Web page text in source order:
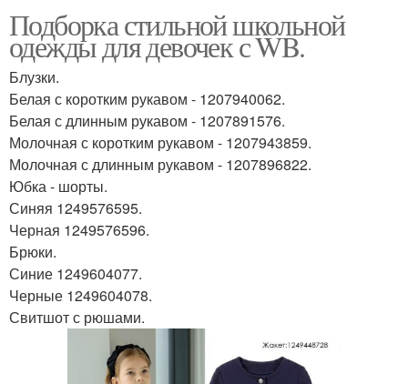
Подборка стильной школьной
одежды для девочек с WB.
Блузки.
Белая с коротким рукавом - 1207940062.
Белая с длинным рукавом - 1207891576.
Молочная с коротким рукавом - 1207943859.
Молочная с длинным рукавом - 1207896822.
Юбка - шорты.
Синяя 1249576595.
Черная 1249576596.
Брюки.
Синие 1249604077.
Черные 1249604078.
Свитшот с рюшами.